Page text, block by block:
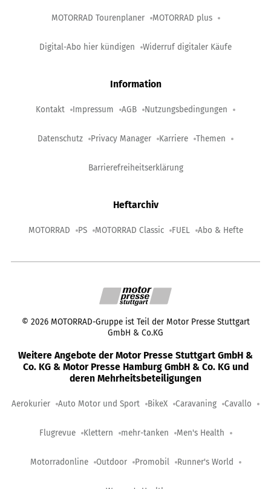
MOTORRAD Tourenplaner MOTORRAD plus
Digital-Abo hier kündigen Widerruf digitaler Käufe
Information
Kontakt Impressum AGB Nutzungsbedingungen
Datenschutz Privacy Manager Karriere Themen
Barrierefreiheitserklärung
Heftarchiv
MOTORRAD PS MOTORRAD Classic FUEL Abo & Hefte
© 2026 MOTORRAD-Gruppe ist Teil der Motor Presse Stuttgart
GmbH & Co.KG
Weitere Angebote der Motor Presse Stuttgart GmbH &
Co. KG & Motor Presse Hamburg GmbH & Co. KG und
deren Mehrheitsbeteiligungen
Aerokurier Auto Motor und Sport BikeX Caravaning Cavallo
Flugrevue Klettern mehr-tanken Men's Health
Motorradonline Outdoor Promobil Runner's World